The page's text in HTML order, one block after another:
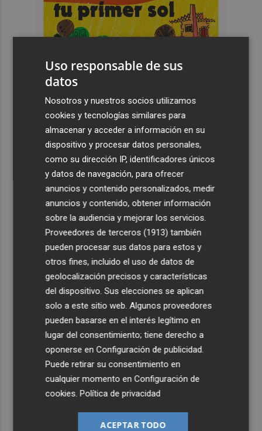
Últimas Noticias
Pepelu: "Hasta la expulsión hemos trabajado como
Controlado el incendio en Sierra Engarcerán (Castellón)
La capacidad de los modelos de IA para burlar la
seguridad alarma a gobiernos y empresas
El eclipse solar dispara el turismo y las búsquedas de
alojamiento crecen hasta un 500%
El cubano Papillo triunfa en el certamen del Trovo
Pascual García-Mateos de La Unión
Uso responsable de sus
datos
Nosotros y nuestros socios utilizamos
cookies y tecnologías similares para
almacenar y acceder a información en su
dispositivo y procesar datos personales,
como su dirección IP, identificadores únicos
y datos de navegación, para ofrecer
anuncios y contenido personalizados, medir
anuncios y contenido, obtener información
sobre la audiencia y mejorar los servicios.
Proveedores de terceros (1913) también
pueden procesar sus datos para estos y
otros fines, incluido el uso de datos de
geolocalización precisos y características
del dispositivo. Sus elecciones se aplican
solo a este sitio web. Algunos proveedores
pueden basarse en el interés legítimo en
lugar del consentimiento; tiene derecho a
oponerse enConfiguración de publicidad.
Puede retirar su consentimiento en
cualquier momento enConfiguración de
cookies.Política de privacidad
ACEPTAR TODO